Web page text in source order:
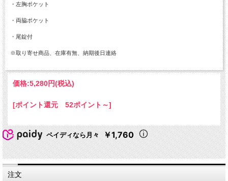
・左胸ポケット
・両脇ポケット
・尾錠付
※取り寄せ商品、在庫有無、納期後日連絡
価格:5,280円(税込)
[ポイント還元 52ポイント～]
ペイディなら月々 ￥1,760
注文